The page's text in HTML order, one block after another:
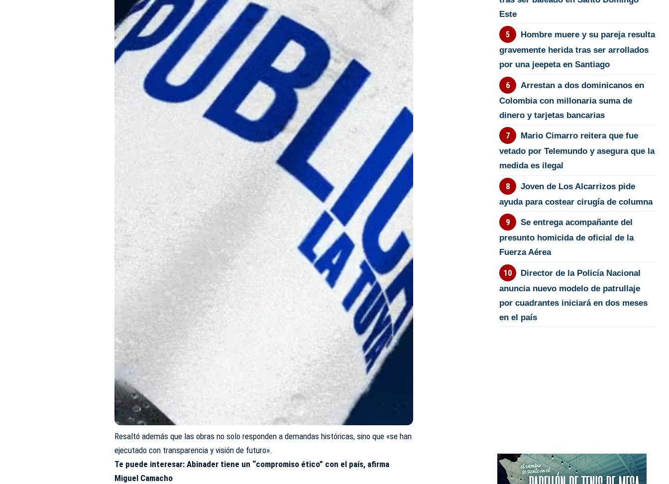
Resaltó además que las obras no solo responden a demandas históricas, sino que «se han
ejecutado con transparencia y visión de futuro».
Te puede interesar:Abinader tiene un “compromiso ético” con el país, afirma
Miguel Camacho
Este
Hombre muere y su pareja resulta
gravemente herida tras ser arrollados
por una jeepeta en Santiago
Arrestan a dos dominicanos en
Colombia con millonaria suma de
dinero y tarjetas bancarias
Mario Cimarro reitera que fue
vetado por Telemundo y asegura que la
medida es ilegal
Joven de Los Alcarrizos pide
ayuda para costear cirugía de columna
Se entrega acompañante del
presunto homicida de oficial de la
Fuerza Aérea
Director de la Policía Nacional
anuncia nuevo modelo de patrullaje
por cuadrantes iniciará en dos meses
en el país